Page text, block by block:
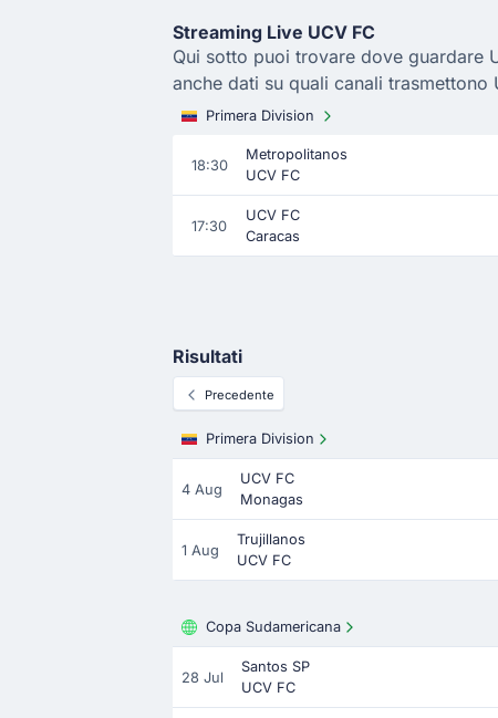
Streaming Live UCV FC
Qui sotto puoi trovare dove guardare
anche dati su quali canali trasmettono
Primera Division
18:30
Metropolitanos
UCV FC
17:30
UCV FC
Caracas
Risultati
Precedente
Primera Division
4 Aug
UCV FC
Monagas
1 Aug
Trujillanos
UCV FC
Copa Sudamericana
28 Jul
Santos SP
UCV FC